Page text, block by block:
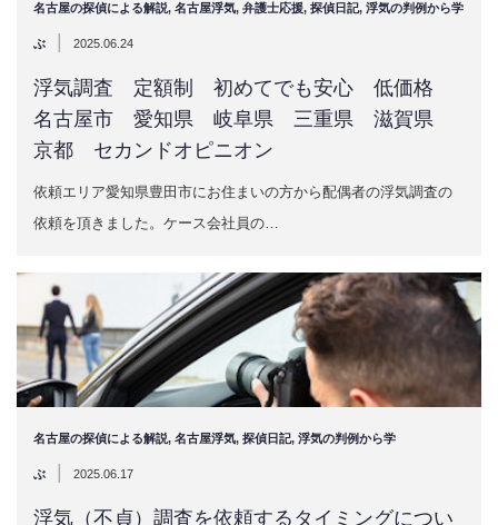
名古屋の探偵による解説, 名古屋浮気, 弁護士応援, 探偵日記, 浮気の判例から学
ぶ 2025.06.24
浮気調査 定額制 初めてでも安心 低価格
名古屋市 愛知県 岐阜県 三重県 滋賀県
京都 セカンドオピニオン
依頼エリア愛知県豊田市にお住まいの方から配偶者の浮気調査の
依頼を頂きました。ケース会社員の…
名古屋の探偵による解説, 名古屋浮気, 探偵日記, 浮気の判例から学
ぶ 2025.06.17
浮気（不貞）調査を依頼するタイミングについ